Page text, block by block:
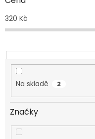
k
t
320 Kč
Na skladě 2
Značky